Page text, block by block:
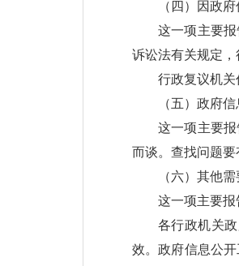
（四）因政
这一项主要
诉讼法有关规定，
行政复议机关
（五）政府
这一项主要
而谈。查找问题要
（六）其他
这一项主要报
各行政机关
效。政府信息公